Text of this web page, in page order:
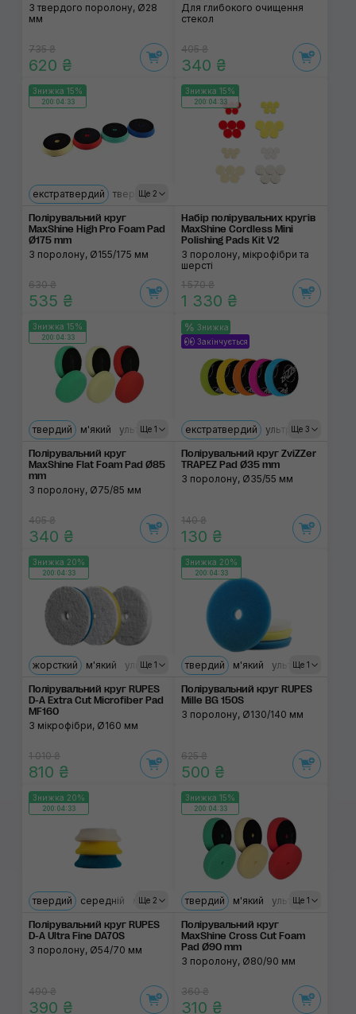
З твердого поролону, Ø28
мм
735 ₴
620 ₴
Для глибокого очищення
стекол
405 ₴
340 ₴
Знижка 15%
200:04:33
Ще 2
екстратвердий твердий м'який
Полірувальний круг
MaxShine High Pro Foam Pad
Ø175 mm
З поролону, Ø155/175 мм
630 ₴
535 ₴
Знижка 15%
200:04:33
Набір полірувальних кругів
MaxShine Cordless Mini
Polishing Pads Kit V2
З поролону, мікрофібри та
шерсті
1 570 ₴
1 330 ₴
Знижка 15%
200:04:33
Ще 1
твердий м'який ультрам'який
Полірувальний круг
MaxShine Flat Foam Pad Ø85
mm
З поролону, Ø75/85 мм
405 ₴
340 ₴
Знижка
Закінчується
Ще 3
екстратвердий ультрам'який
Полірувальний круг ZviZZer
TRAPEZ Pad Ø35 mm
З поролону, Ø35/55 мм
140 ₴
130 ₴
Знижка 20%
200:04:33
Ще 1
жорсткий м'який ультрам'який
Полірувальний круг RUPES
D-A Extra Cut Microfiber Pad
MF160
З мікрофібри, Ø160 мм
1 010 ₴
810 ₴
Знижка 20%
200:04:33
Ще 1
твердий м'який ультрам'який
Полірувальний круг RUPES
Mille BG 150S
З поролону, Ø130/140 мм
625 ₴
500 ₴
Знижка 20%
200:04:33
Ще 2
твердий середній м'який ультрам'який
Полірувальний круг RUPES
D-A Ultra Fine DA70S
З поролону, Ø54/70 мм
490 ₴
390 ₴
Знижка 15%
200:04:33
Ще 1
твердий м'який ультрам'який
Полірувальний круг
MaxShine Cross Cut Foam
Pad Ø90 mm
З поролону, Ø80/90 мм
360 ₴
310 ₴